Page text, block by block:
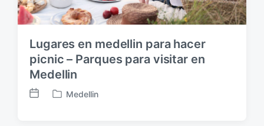
ó
n
Lugares en medellin para hacer
picnic – Parques para visitar en
Medellin
F
P
Medellin